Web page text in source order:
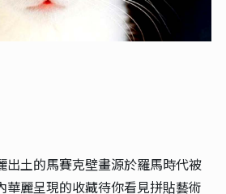
出土的馬賽克壁畫源於羅馬時代被
華麗呈現的收藏待你看見拼貼藝術